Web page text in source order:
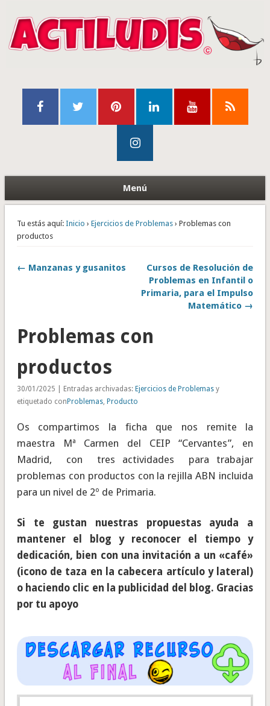
Menú
Tu estás aquí: Inicio › Ejercicios de Problemas› Problemas con
productos
← Manzanas y gusanitos
Cursos de Resolución de
Problemas en Infantil o
Primaria, para el Impulso
Matemático →
Problemas con
productos
30/01/2025 | Entradas archivadas: Ejercicios de Problemasy
etiquetado con Problemas, Producto
Os compartimos la ficha que nos remite la
maestra Mª Carmen del CEIP “Cervantes”, en
Madrid, con tres actividades para trabajar
problemas con productos con la rejilla ABN incluida
para un nivel de 2º de Primaria.
Si te gustan nuestras propuestas ayuda a
mantener el blog y reconocer el tiempo y
dedicación, bien con una invitación a un «café»
(icono de taza en la cabecera artículo y lateral)
o haciendo clic en la publicidad del blog. Gracias
por tu apoyo